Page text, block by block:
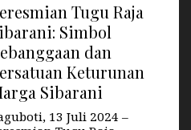
Tugu Raja
Simbol
dan
Keturunan
Sibarani
13 Juli 2024 –